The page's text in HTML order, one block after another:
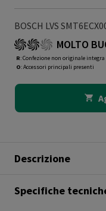
BOSCH LVS
MOLTO
R: Confezione non originale integra
O: Accessori principali presenti
Descrizione
Specifiche